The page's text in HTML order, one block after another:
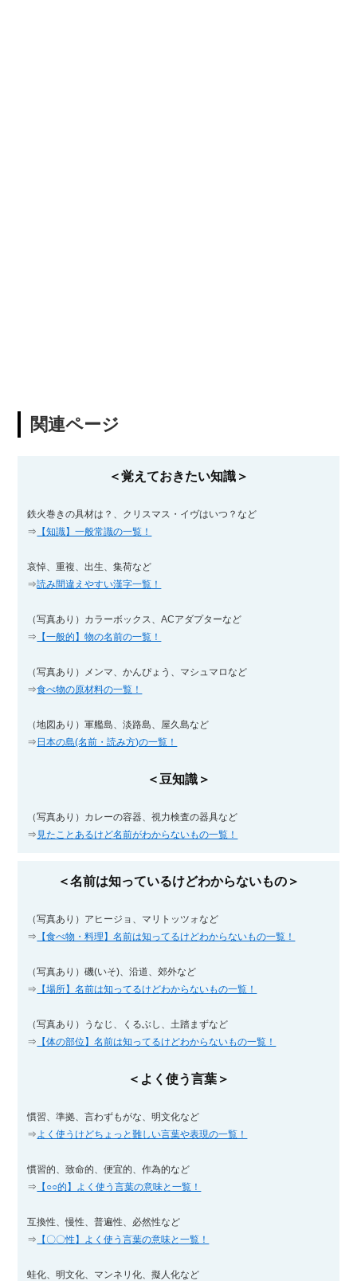
関連ページ
＜覚えておきたい知識＞
鉄火巻きの具材は？、クリスマス・イヴはいつ？など
⇒
【知識】一般常識の一覧！
哀悼、重複、出生、集荷など
⇒読み間違えやすい漢字一覧！
（写真あり）カラーボックス、ACアダプターなど
⇒
【一般的】物の名前の一覧！
（写真あり）メンマ、かんぴょう、マシュマロなど
⇒食べ物の原材料の一覧！
（地図あり）軍艦島、淡路島、屋久島など
⇒ 日本の島(名前・読み方)の一覧！
＜豆知識＞
（写真あり）カレーの容器、視力検査の器具など
⇒ 見たことあるけど名前がわからないもの一覧！
＜名前は知っているけどわからないもの＞
（写真あり）アヒージョ、マリトッツォなど
⇒
【食べ物・料理】名前は知ってるけどわからないもの一覧！
（写真あり）磯(いそ)、沿道、郊外など
⇒
【場所】名前は知ってるけどわからないもの一覧！
（写真あり）うなじ、くるぶし、土踏まずなど
⇒
【体の部位】名前は知ってるけどわからないもの一覧！
＜よく使う言葉＞
慣習、準拠、言わずもがな、明文化など
⇒よく使うけどちょっと難しい言葉や表現の一覧！
慣習的、致命的、便宜的、作為的など
⇒
【○○的】よく使う言葉の意味と一覧！
互換性、慢性、普遍性、必然性など
⇒
【〇〇性】よく使う言葉の意味と一覧！
蛙化、明文化、マンネリ化、擬人化など